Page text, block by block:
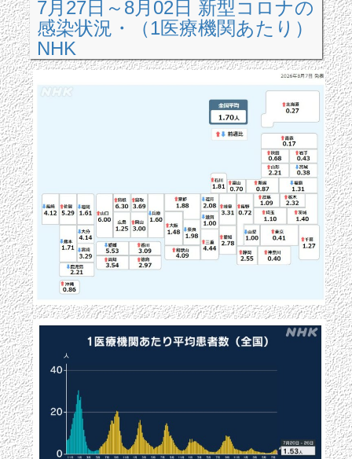
7月27日～8月02日 新型コロナの
感染状況・（1医療機関あたり）
NHK